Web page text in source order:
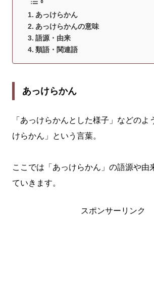
あっけらかん
あっけらかんの意味
語源・由来
類語・関連語
あっけらかん
「あっけらかんとした様子」などのよ
けらかん」という言葉。
ここでは「あっけらかん」の語源や由
ていきます。
スポンサーリンク